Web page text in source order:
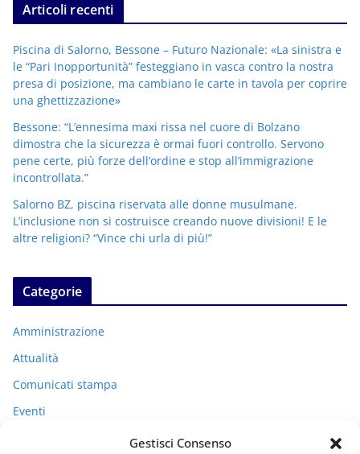
Gestisci Consenso
Articoli recenti
Piscina di Salorno, Bessone – Futuro Nazionale: «La sinistra e
le “Pari Inopportunità” festeggiano in vasca contro la nostra
presa di posizione, ma cambiano le carte in tavola per coprire
una ghettizzazione»
Bessone: “L’ennesima maxi rissa nel cuore di Bolzano
dimostra che la sicurezza è ormai fuori controllo. Servono
pene certe, più forze dell’ordine e stop all’immigrazione
incontrollata.”
Salorno BZ, piscina riservata alle donne musulmane.
L’inclusione non si costruisce creando nuove divisioni! E le
altre religioni? “Vince chi urla di più!”
Categorie
Amministrazione
Attualità
Comunicati stampa
Eventi